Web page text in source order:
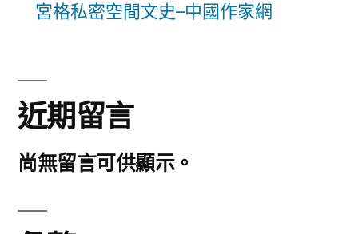
宮格私密空間文史–中國作家網
近期留言
尚無留言可供顯示。